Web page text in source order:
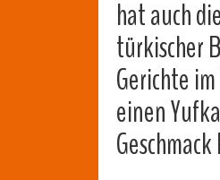
hat auch
türkischer
Gerichte
einen